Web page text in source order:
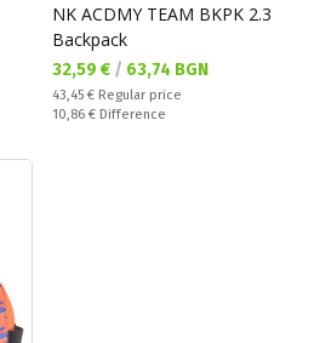
NK ACDMY TEAM BKPK 2.3
Backpack
Текуща цена:
32,59 € / 63,74 BGN
Regular price:
43,45 € Regular price
Спестявате:
10,86 € Difference